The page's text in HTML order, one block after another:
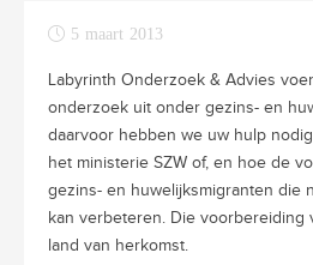
5 maart 2013
Labyrinth Onderzoek & Advies
onderzoek uit onder gezins- en
daarvoor hebben we uw hulp
het ministerie SZW of, en hoe de
gezins- en huwelijksmigranten die
kan verbeteren. Die voorbereiding
land van herkomst.